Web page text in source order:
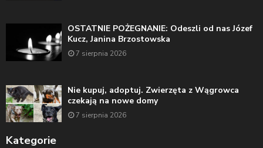
OSTATNIE POŻEGNANIE: Odeszli od nas Józef
Kucz, Janina Brzostowska
7 sierpnia 2026
Nie kupuj, adoptuj. Zwierzęta z Wągrowca
czekają na nowe domy
7 sierpnia 2026
Kategorie